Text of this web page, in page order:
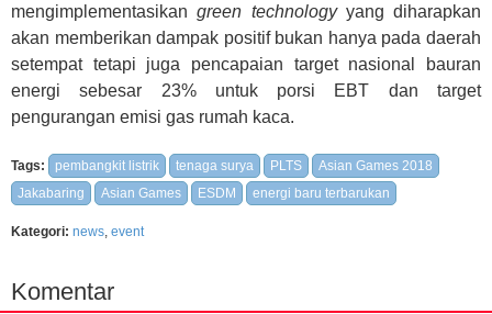
mengimplementasikangreen technologyyang diharapkan
akan memberikan dampak positif bukan hanya pada daerah
setempat tetapi juga pencapaian target nasional bauran
energi sebesar 23% untuk porsi EBT dan target
pengurangan emisi gas rumah kaca.
Tags: pembangkit listrik tenaga surya PLTS
Asian Games 2018
Jakabaring
Asian Games ESDM energi baru terbarukan
Kategori: news, event
Komentar